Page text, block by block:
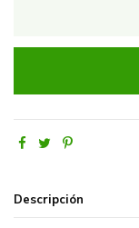
Descripción